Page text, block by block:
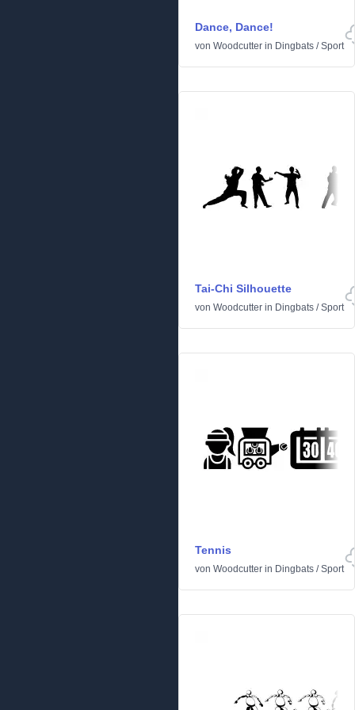
Dance, Dance!
von Woodcutter in Dingbats /Sport
Tai-Chi Silhouette
von Woodcutter in Dingbats /Sport
Tennis
von Woodcutter in Dingbats /Sport